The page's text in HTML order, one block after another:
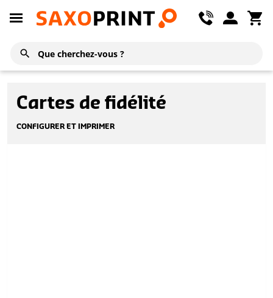
Cartes de fidélité
CONFIGURER ET IMPRIMER